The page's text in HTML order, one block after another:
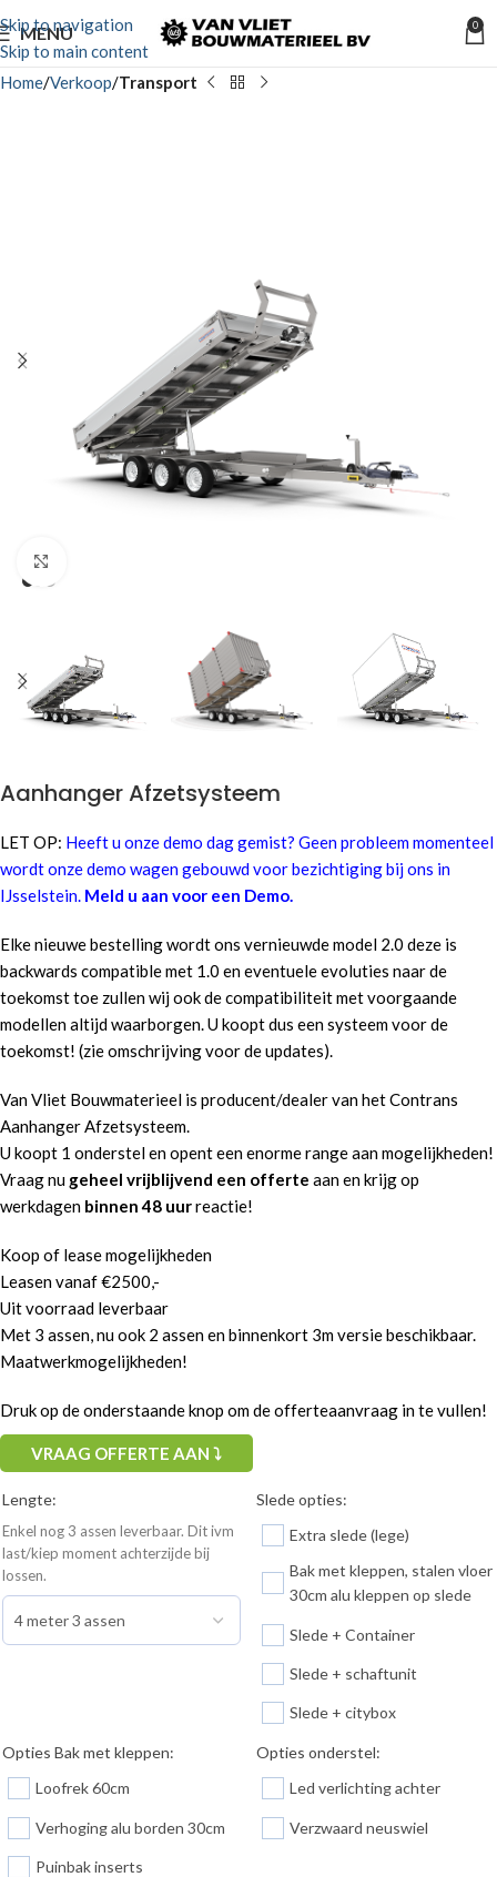
Skip to navigation
Skip to main content
MENU 0
Home Verkoop Transport
Aanhanger Afzetsysteem
LET OP: Heeft u onze demo dag gemist? Geen probleem momenteel
wordt onze demo wagen gebouwd voor bezichtiging bij ons in
IJsselstein. Meld u aan voor een Demo.
Elke nieuwe bestelling wordt ons vernieuwde model 2.0 deze is
backwards compatible met 1.0 en eventuele evoluties naar de
toekomst toe zullen wij ook de compatibiliteit met voorgaande
modellen altijd waarborgen. U koopt dus een systeem voor de
toekomst! (zie omschrijving voor de updates).
Van Vliet Bouwmaterieel is producent/dealer van het Contrans
Aanhanger Afzetsysteem.
U koopt 1 onderstel en opent een enorme range aan mogelijkheden!
Vraag nu geheel vrijblijvend een offerte aan en krijg op
werkdagen binnen 48 uurreactie!
Koop of lease mogelijkheden
Leasen vanaf €2500,-
Uit voorraad leverbaar
Met 3 assen, nu ook 2 assen en binnenkort 3m versie beschikbaar.
Maatwerkmogelijkheden!
Druk op de onderstaande knop om de offerteaanvraag in te vullen!
VRAAG OFFERTE AAN ⤵
Lengte:
Enkel nog 3 assen leverbaar. Dit ivm
last/kiep moment achterzijde bij
lossen.
Slede opties:
Extra slede (lege)
Bak met kleppen, stalen vloer
30cm alu kleppen op slede
Slede + Container
Slede + schaftunit
Slede + citybox
Opties Bak met kleppen:
Loofrek 60cm
Verhoging alu borden 30cm
Puinbak inserts
Opties onderstel:
Led verlichting achter
Verzwaard neuswiel